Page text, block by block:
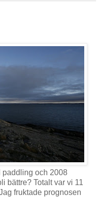
paddling och 2008
bättre? Totalt var vi 11
fruktade prognosen